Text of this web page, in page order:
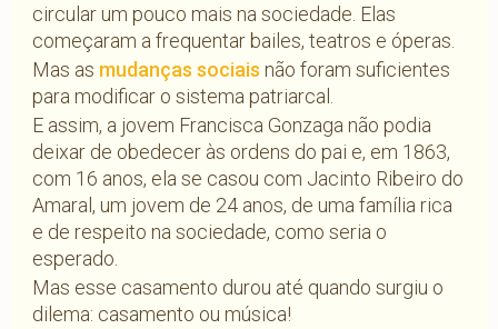
circular um pouco mais na sociedade. Elas
começaram a frequentar bailes, teatros e óperas.
Mas as mudanças sociais não foram suficientes
para modificar o sistema patriarcal.
E assim, a jovem Francisca Gonzaga não podia
deixar de obedecer às ordens do pai e, em 1863,
com 16 anos, ela se casou com Jacinto Ribeiro do
Amaral, um jovem de 24 anos, de uma família rica
e de respeito na sociedade, como seria o
esperado.
Mas esse casamento durou até quando surgiu o
dilema: casamento ou música!